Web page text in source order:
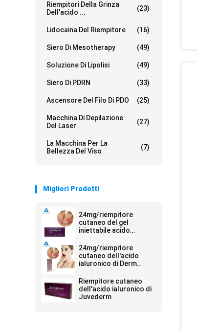
Riempitori Della Grinza
Dell'acido ...
(23)
Lidocaina Del Riempitore (16)
Siero Di Mesotherapy (49)
Soluzione Di Lipolisi (49)
Siero Di PDRN (33)
Ascensore Del Filo Di PDO (25)
Macchina Di Depilazione
Del Laser
(27)
La Macchina Per La
Bellezza Del Viso
(7)
Migliori Prodotti
24mg/riempitore
cutaneo del gel
iniettabile acido
per le labbra 2*1ml
24mg/riempitore
cutaneo dell'acido
ialuronico di Derm
Riempitore cutaneo
dell'acido ialuronico di
Juvederm